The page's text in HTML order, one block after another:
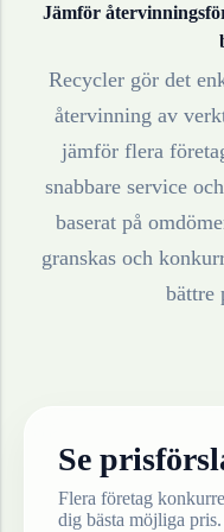
Jämför
Recycler gör det
återvinning av
jämför flera
snabbare service
baserat på
granskas och
bättre
Se
Flera företag
dig bästa möjliga pris.